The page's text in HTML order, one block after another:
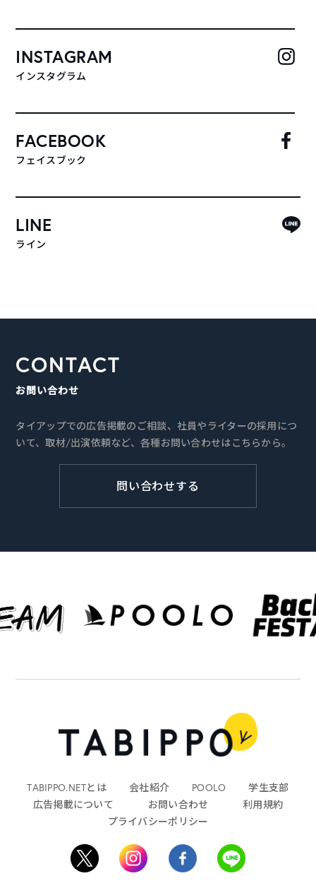
INSTAGRAM
インスタグラム
FACEBOOK
フェイスブック
LINE
ライン
CONTACT
お問い合わせ
タイアップでの広告掲載のご相談、社員やライターの採用につ
いて、取材/出演依頼など、各種お問い合わせはこちらから。
問い合わせする
TABIPPO.NETとは 会社紹介 POOLO
学生支部
広告掲載について
お問い合わせ
利用規約
プライバシーポリシー